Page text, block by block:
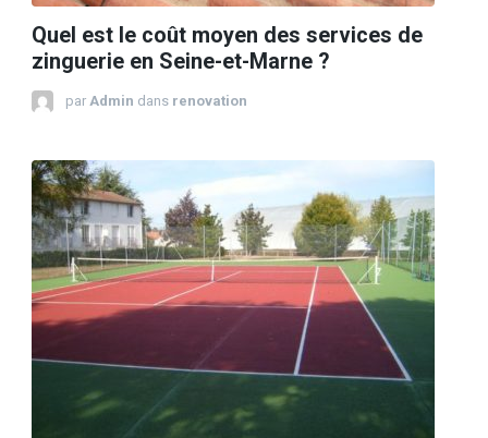
Quel est le coût moyen des services de
zinguerie en Seine-et-Marne ?
par Admin dans renovation